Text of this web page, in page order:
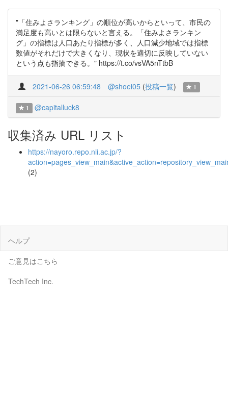
"「住みよさランキング」の順位が高いからといって、市民の
満足度も高いとは限らないと言える。「住みよさランキン
グ」の指標は人口あたり指標が多く、人口減少地域では指標
数値がそれだけで大きくなり、現状を適切に反映していない
という点も指摘できる。" https://t.co/vsVA5nTtbB
2021-06-26 06:59:48 @shoei05 (投稿一覧) 1
1 @capitalluck8
収集済み URL リスト
https://nayoro.repo.nii.ac.jp/?
(2)
ヘルプ
ご意見はこちら
TechTech Inc.